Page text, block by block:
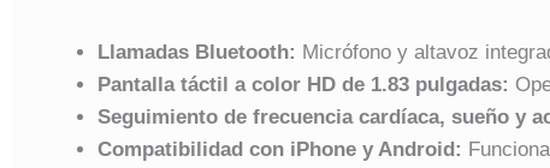
Llamadas Bluetooth: Micrófono y altavoz
Pantalla táctil a color HD de 1.83 pulgadas:
Seguimiento de frecuencia cardíaca, sueño y
Compatibilidad con iPhone y Android: